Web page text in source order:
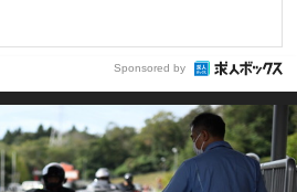
Sponsored by